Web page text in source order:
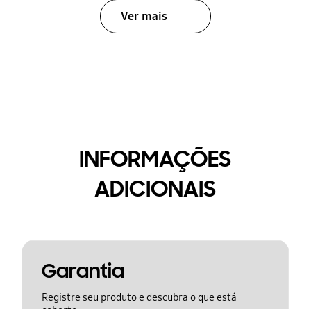
Ver mais
INFORMAÇÕES
ADICIONAIS
Garantia
Registre seu produto e descubra o que está